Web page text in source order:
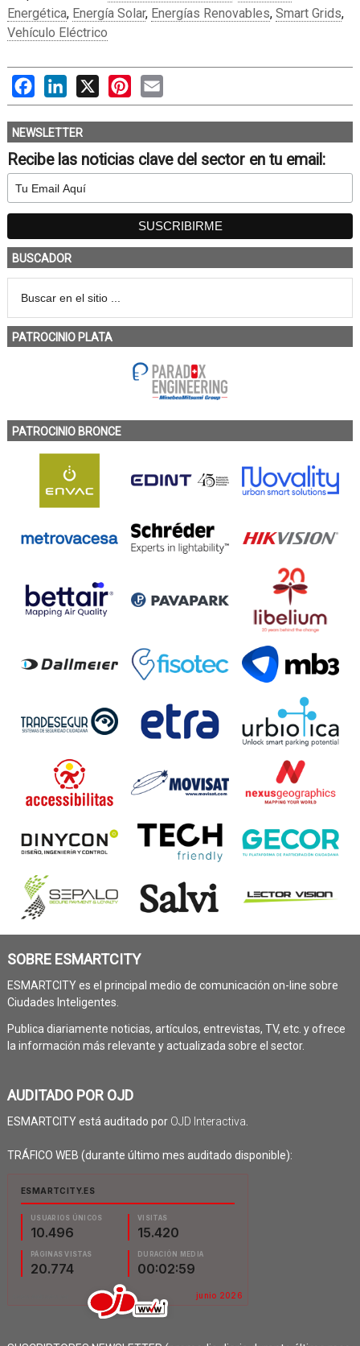
Energética, Energía Solar, Energías Renovables, Smart Grids,
Vehículo Eléctrico
FacebookLinkedIn
X PinterestEmail
NEWSLETTER
Recibe las noticias clave del sector en tu email:
BUSCADOR
PATROCINIO PLATA
PATROCINIO BRONCE
SOBRE ESMARTCITY
ESMARTCITY es el principal medio de comunicación on-line sobre
Ciudades Inteligentes.
Publica diariamente noticias, artículos, entrevistas, TV, etc. y ofrece
la información más relevante y actualizada sobre el sector.
AUDITADO POR OJD
ESMARTCITY está auditado por OJD Interactiva
TRÁFICO WEB (durante último mes auditado disponible):